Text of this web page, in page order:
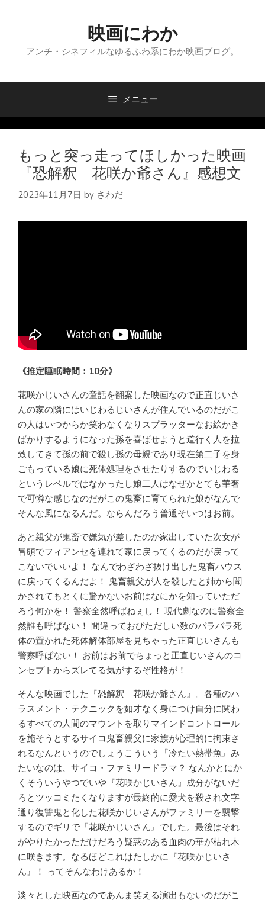
へ
映画にわか
アンチ・シネフィルなゆるふわ系にわか映画ブログ。
メニュー
もっと突っ走ってほしかった映画
『恐解釈 花咲か爺さん』感想文
2023年11月7日 by さわだ
《推定睡眠時間：10分》
花咲かじいさんの童話を翻案した映画なので正直じいさ
んの家の隣にはいじわるじいさんが住んでいるのだがこ
の人はいつからか笑わなくなりスプラッターなお絵かき
ばかりするようになった孫を喜ばせようと道行く人を拉
致してきて孫の前で殺し孫の母親であり現在第二子を身
ごもっている娘に死体処理をさせたりするのでいじわる
というレベルではなかったし娘二人はなぜかとても華奢
で可憐な感じなのだがこの鬼畜に育てられた娘がなんで
そんな風になるんだ。ならんだろう普通そいつはお前。
あと親父が鬼畜で嫌気が差したのか家出していた次女が
冒頭でフィアンセを連れて家に戻ってくるのだが戻って
こないでいいよ！ なんでわざわざ抜け出した鬼畜ハウス
に戻ってくるんだよ！ 鬼畜親父が人を殺したと姉から聞
かされてもとくに驚かないお前はなにかを知っていただ
ろう何かを！ 警察全然呼ばねぇし！ 現代劇なのに警察全
然誰も呼ばない！ 間違っておびただしい数のバラバラ死
体の置かれた死体解体部屋を見ちゃった正直じいさんも
警察呼ばない！ お前はお前でちょっと正直じいさんのコ
ンセプトからズレてる気がするぞ性格が！
そんな映画でした『恐解釈 花咲か爺さん』。各種のハ
ラスメント・テクニックを如才なく身につけ自分に関わ
るすべての人間のマウントを取りマインドコントロール
を施そうとするサイコ鬼畜親父に家族が心理的に拘束さ
れるなんというのでしょうこういう『冷たい熱帯魚』み
たいなのは、サイコ・ファミリードラマ？ なんかとにか
くそういうやつでいや『花咲かじいさん』成分がないだ
ろとツッコミたくなりますが最終的に愛犬を殺され文字
通り復讐鬼と化した花咲かじいさんがファミリーを襲撃
するのでギリで『花咲かじいさん』でした。最後はそれ
がやりたかっただけだろう疑惑のある血肉の華が枯れ木
に咲きます。なるほどこれはたしかに『花咲かじいさ
ん』！ ってそんなわけあるか！
淡々とした映画なのであんま笑える演出もないのだがこ